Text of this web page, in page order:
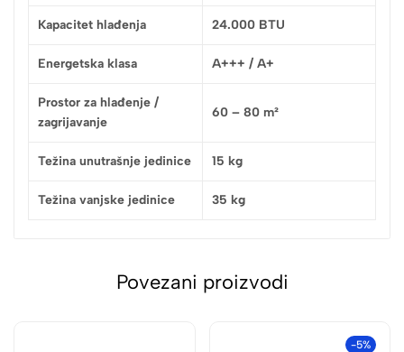
Kapacitet hlađenja 24.000 BTU
Energetska klasa A+++ / A+
Prostor za hlađenje /
zagrijavanje
60 – 80 m²
Težina unutrašnje jedinice 15 kg
Težina vanjske jedinice 35 kg
Povezani proizvodi
-5%